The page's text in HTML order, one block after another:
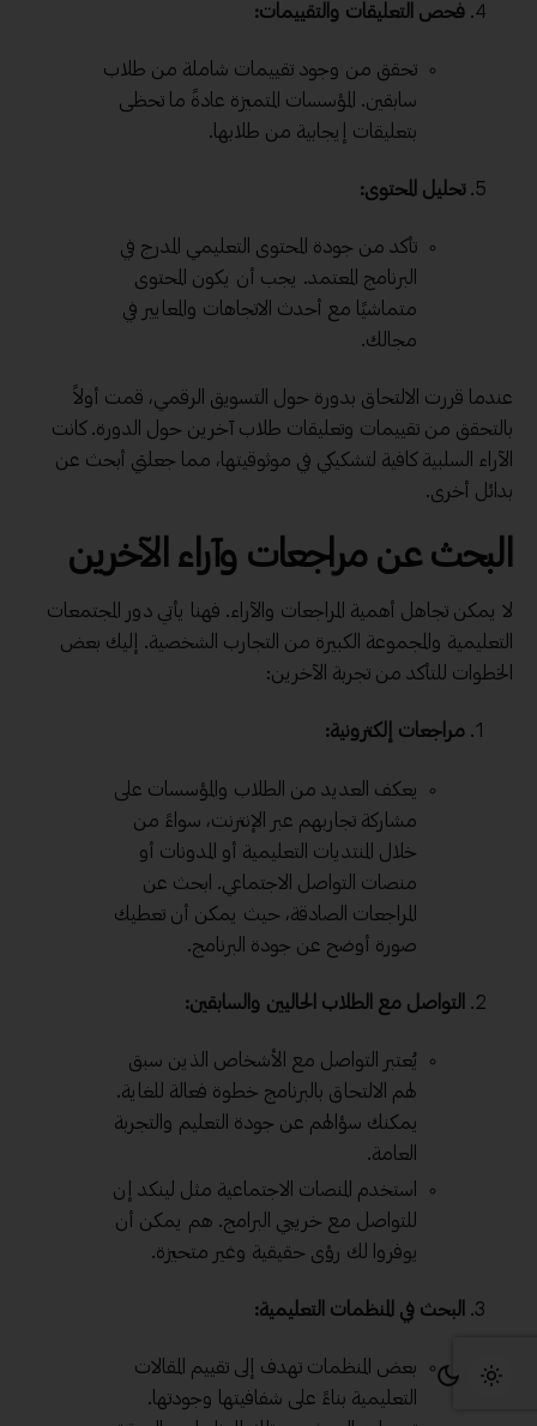
فحص التعليقات والتقييمات:
تحقق من وجود تقييمات شاملة من طلاب
سابقين. المؤسسات المتميزة عادةً ما تحظى
بتعليقات إيجابية من طلابها.
تحليل المحتوى:
تأكد من جودة المحتوى التعليمي المدرج في
البرنامج المعتمد. يجب أن يكون المحتوى
متماشيًا مع أحدث الاتجاهات والمعايير في
مجالك.
عندما قررت الالتحاق بدورة حول التسويق الرقمي، قمت أولاً
بالتحقق من تقييمات وتعليقات طلاب آخرين حول الدورة. كانت
الآراء السلبية كافية لتشكيكي في موثوقيتها، مما جعلني أبحث عن
بدائل أخرى.
البحث عن مراجعات وآراء الآخرين
لا يمكن تجاهل أهمية المراجعات والآراء. فهنا يأتي دور المجتمعات
التعليمية والمجموعة الكبيرة من التجارب الشخصية. إليك بعض
الخطوات للتأكد من تجربة الآخرين:
مراجعات إلكترونية:
يعكف العديد من الطلاب والمؤسسات على
مشاركة تجاربهم عبر الإنترنت، سواءً من
خلال المنتديات التعليمية أو المدونات أو
منصات التواصل الاجتماعي. ابحث عن
المراجعات الصادقة، حيث يمكن أن تعطيك
صورة أوضح عن جودة البرنامج.
التواصل مع الطلاب الحاليين والسابقين:
يُعتبر التواصل مع الأشخاص الذين سبق
لهم الالتحاق بالبرنامج خطوة فعالة للغاية.
يمكنك سؤالهم عن جودة التعليم والتجربة
العامة.
استخدم المنصات الاجتماعية مثل لينكد إن
للتواصل مع خريجي البرامج. هم يمكن أن
يوفروا لك رؤى حقيقية وغير متحيزة.
البحث في المنظمات التعليمية:
بعض المنظمات تهدف إلى تقييم المقالات
التعليمية بناءً على شفافيتها وجودتها.